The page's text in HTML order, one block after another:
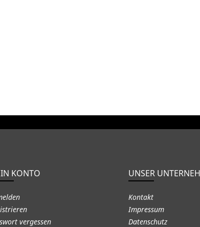
KONTO
vergessen
UNSER
Kontakt
Impressum
Datenschutz